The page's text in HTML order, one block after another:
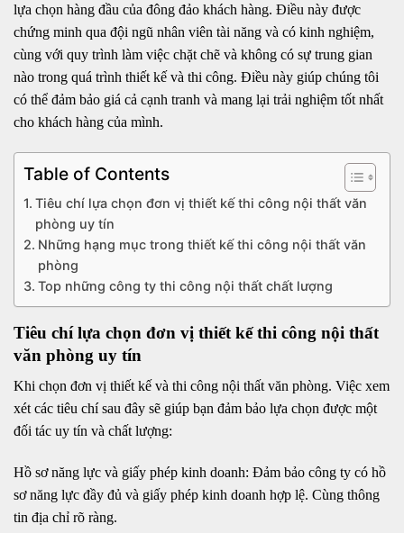
lựa chọn hàng đầu của đông đảo khách hàng. Điều này được
chứng minh qua đội ngũ nhân viên tài năng và có kinh nghiệm,
cùng với quy trình làm việc chặt chẽ và không có sự trung gian
nào trong quá trình thiết kế và thi công. Điều này giúp chúng tôi
có thể đảm bảo giá cả cạnh tranh và mang lại trải nghiệm tốt nhất
cho khách hàng của mình.
Table of Contents
Tiêu chí lựa chọn đơn vị thiết kế thi công nội thất văn
phòng uy tín
Những hạng mục trong thiết kế thi công nội thất văn
phòng
Top những công ty thi công nội thất chất lượng
Tiêu chí lựa chọn đơn vị thiết kế thi công nội thất
văn phòng uy tín
Khi chọn đơn vị thiết kế và thi công nội thất văn phòng. Việc xem
xét các tiêu chí sau đây sẽ giúp bạn đảm bảo lựa chọn được một
đối tác uy tín và chất lượng:
Hồ sơ năng lực và giấy phép kinh doanh: Đảm bảo công ty có hồ
sơ năng lực đầy đủ và giấy phép kinh doanh hợp lệ. Cùng thông
tin địa chỉ rõ ràng.